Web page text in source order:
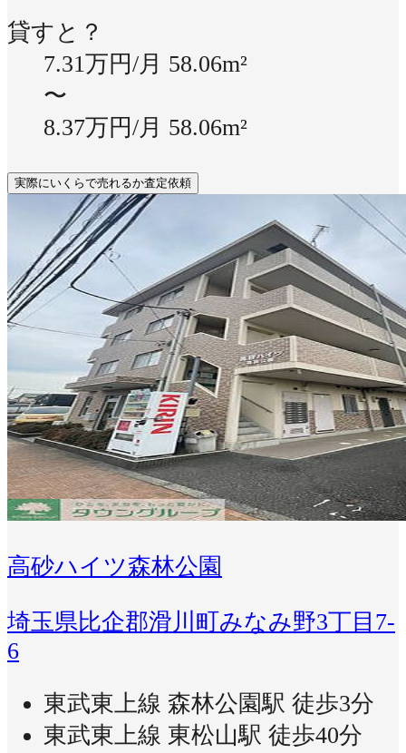
貸すと？
7.31万円/月 58.06m²
〜
8.37万円/月 58.06m²
実際にいくらで売れるか査定依頼
高砂ハイツ森林公園
埼玉県比企郡滑川町みなみ野3丁目7-
6
東武東上線 森林公園駅 徒歩3分
東武東上線 東松山駅 徒歩40分